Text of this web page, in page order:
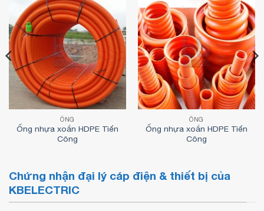
ỐNG
Ống nhựa xoắn HDPE Tiến
Công
ỐNG
Ống nhựa xoắn HDPE Tiến
Công
Chứng nhận đại lý cáp điện & thiết bị của
KBELECTRIC